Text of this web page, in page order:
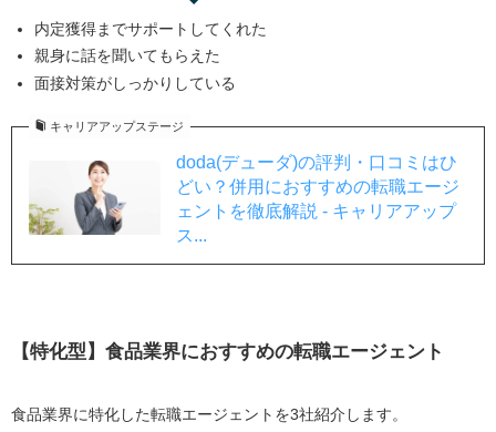
内定獲得までサポートしてくれた
親身に話を聞いてもらえた
面接対策がしっかりしている
キャリアアップステージ
doda(デューダ)の評判・口コミはひ
どい？併用におすすめの転職エージ
ェントを徹底解説 - キャリアアップ
ス...
【特化型】食品業界におすすめの転職エージェント
食品業界に特化した転職エージェントを3社紹介します。